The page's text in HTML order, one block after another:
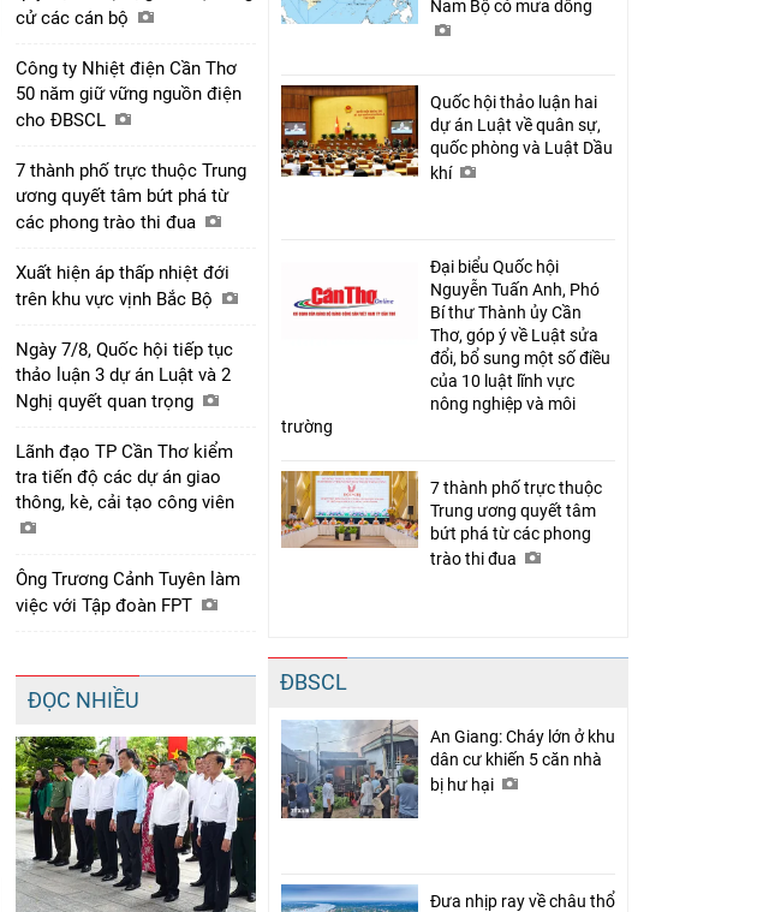
cử các cán bộ
Công ty Nhiệt điện Cần Thơ
50 năm giữ vững nguồn điện
cho ĐBSCL
7 thành phố trực thuộc Trung
ương quyết tâm bứt phá từ
các phong trào thi đua
Xuất hiện áp thấp nhiệt đới
trên khu vực vịnh Bắc Bộ
Ngày 7/8, Quốc hội tiếp tục
thảo luận 3 dự án Luật và 2
Nghị quyết quan trọng
Lãnh đạo TP Cần Thơ kiểm
tra tiến độ các dự án giao
thông, kè, cải tạo công viên
Ông Trương Cảnh Tuyên làm
việc với Tập đoàn FPT
ĐỌC NHIỀU
Nam Bộ có mưa dông
Quốc hội thảo luận hai
dự án Luật về quân sự,
quốc phòng và Luật Dầu
khí
Đại biểu Quốc hội
Nguyễn Tuấn Anh, Phó
Bí thư Thành ủy Cần
Thơ, góp ý về Luật sửa
đổi, bổ sung một số điều
của 10 luật lĩnh vực
nông nghiệp và môi
trường
7 thành phố trực thuộc
Trung ương quyết tâm
bứt phá từ các phong
trào thi đua
ĐBSCL
An Giang: Cháy lớn ở khu
dân cư khiến 5 căn nhà
bị hư hại
Đưa nhịp ray về châu thổ